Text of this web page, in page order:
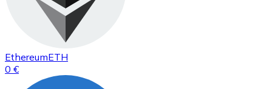
EthereumETH
0 €